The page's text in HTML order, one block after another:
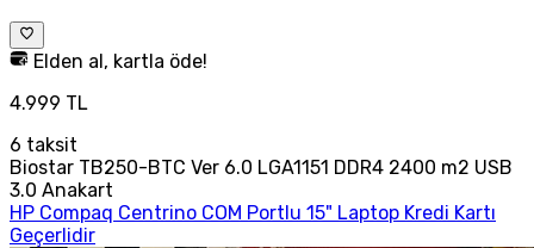
Elden al, kartla öde!
4.999 TL
6 taksit
Biostar TB250-BTC Ver 6.0 LGA1151 DDR4 2400 m2 USB
3.0 Anakart
HP Compaq Centrino COM Portlu 15" Laptop Kredi Kartı
Geçerlidir